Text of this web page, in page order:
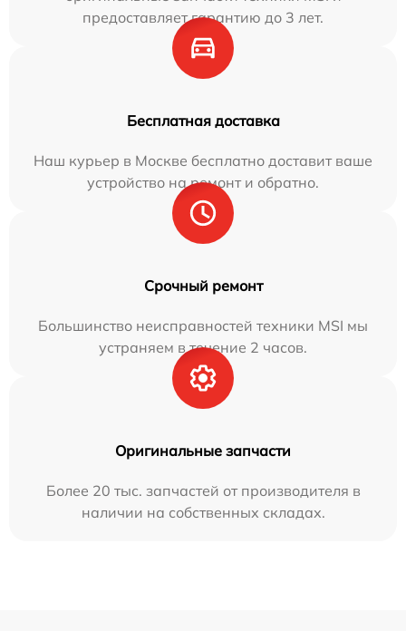
предоставляет гарантию до 3 лет.
Бесплатная доставка
Наш курьер в Москве бесплатно доставит ваше
устройство на ремонт и обратно.
Срочный ремонт
Большинство неисправностей техники MSI мы
устраняем в течение 2 часов.
Оригинальные запчасти
Более 20 тыс. запчастей от производителя в
наличии на собственных складах.